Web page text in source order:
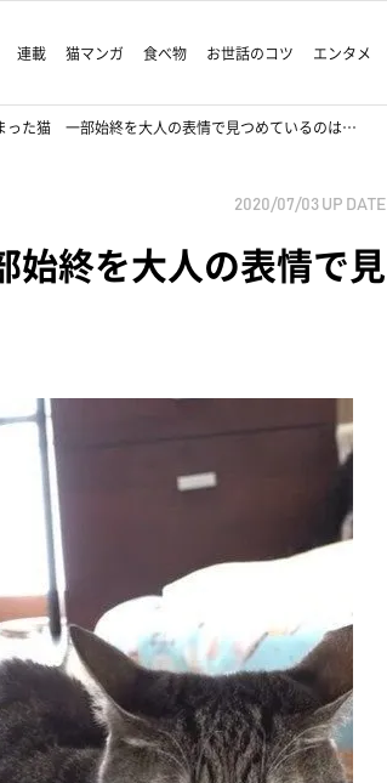
連載 猫マンガ 食べ物 お世話のコツ エンタメ
った猫 一部始終を大人の表情で見つめているのは…
2020/07/03 UP DATE
終を大人の表情で見